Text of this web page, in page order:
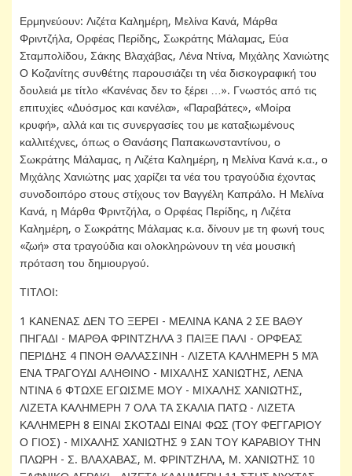
Ερμηνεύουν: Λιζέτα Καλημέρη, Μελίνα Κανά, Μάρθα
Φριντζήλα, Ορφέας Περίδης, Σωκράτης Μάλαμας, Εύα
Σταμπολίδου, Σάκης Βλαχάβας, Λένα Ντίνα, Μιχάλης Χανιώτης
Ο Κοζανίτης συνθέτης παρουσιάζει τη νέα δισκογραφική του
δουλειά με τίτλο «Κανένας δεν το ξέρει …». Γνωστός από τις
επιτυχίες «Δυόσμος και κανέλα», «Παραβάτες», «Μοίρα
κρυφή», αλλά και τις συνεργασίες του με καταξιωμένους
καλλιτέχνες, όπως ο Θανάσης Παπακωνσταντίνου, ο
Σωκράτης Μάλαμας, η Λιζέτα Καλημέρη, η Μελίνα Κανά κ.α., ο
Μιχάλης Χανιώτης μας χαρίζει τα νέα του τραγούδια έχοντας
συνοδοιπόρο στους στίχους τον Βαγγέλη Καπράλο. Η Μελίνα
Κανά, η Μάρθα Φριντζήλα, ο Ορφέας Περίδης, η Λιζέτα
Καλημέρη, ο Σωκράτης Μάλαμας κ.α. δίνουν με τη φωνή τους
«ζωή» στα τραγούδια και ολοκληρώνουν τη νέα μουσική
πρόταση του δημιουργού.
ΤΙΤΛΟΙ:
1 ΚΑΝΕΝΑΣ ΔΕΝ ΤΟ ΞΕΡΕΙ - ΜΕΛΙΝΑ ΚΑΝΑ 2 ΣΕ ΒΑΘΥ
ΠΗΓΑΔΙ - ΜΑΡΘΑ ΦΡΙΝΤΖΗΛΑ 3 ΠΑΙΞΕ ΠΑΛΙ - ΟΡΦΕΑΣ
ΠΕΡΙΔΗΣ 4 ΠΝΟΗ ΘΑΛΑΣΣΙΝΗ - ΛΙΖΕΤΑ ΚΑΛΗΜΕΡΗ 5 ΜΆ
ΕΝΑ ΤΡΑΓΟΥΔΙ ΑΛΗΘΙΝΟ - ΜΙΧΑΛΗΣ ΧΑΝΙΩΤΗΣ, ΛΕΝΑ
ΝΤΙΝΑ 6 ΦΤΩΧΕ ΕΓΩΙΣΜΕ ΜΟΥ - ΜΙΧΑΛΗΣ ΧΑΝΙΩΤΗΣ,
ΛΙΖΕΤΑ ΚΑΛΗΜΕΡΗ 7 ΟΛΑ ΤΑ ΣΚΑΛΙΑ ΠΑΤΩ - ΛΙΖΕΤΑ
ΚΑΛΗΜΕΡΗ 8 ΕΙΝΑΙ ΣΚΟΤΑΔΙ ΕΙΝΑΙ ΦΩΣ (ΤΟΥ ΦΕΓΓΑΡΙΟΥ
Ο ΓΙΟΣ) - ΜΙΧΑΛΗΣ ΧΑΝΙΩΤΗΣ 9 ΣΑΝ ΤΟΥ ΚΑΡΑΒΙΟΥ ΤΗΝ
ΠΛΩΡΗ - Σ. ΒΛΑΧΑΒΑΣ, Μ. ΦΡΙΝΤΖΗΛΑ, Μ. ΧΑΝΙΩΤΗΣ 10